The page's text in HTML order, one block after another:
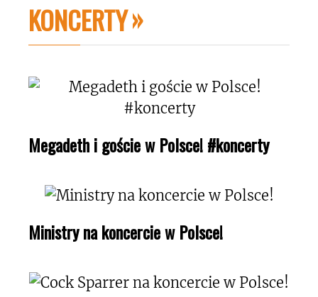
KONCERTY
Megadeth i goście w Polsce! #koncerty
Ministry na koncercie w Polsce!